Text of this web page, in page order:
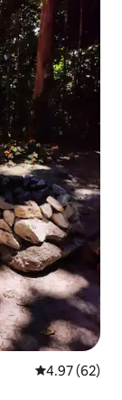
Calificación
4.97 (62)